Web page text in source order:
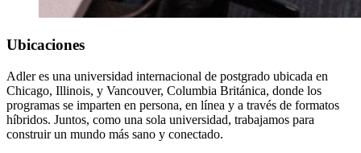
Ubicaciones
Adler es una universidad internacional de postgrado ubicada en
Chicago, Illinois, y Vancouver, Columbia Británica, donde los
programas se imparten en persona, en línea y a través de formatos
híbridos. Juntos, como una sola universidad, trabajamos para
construir un mundo más sano y conectado.